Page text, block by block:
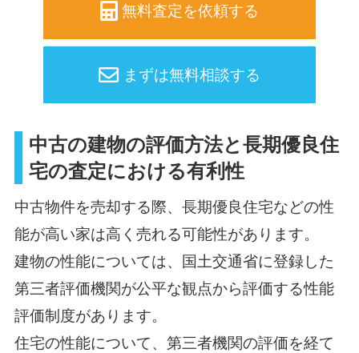
無料査定を依頼する
まずは無料相談する
中古の建物の評価方法と長期優良住
宅の査定における有利性
中古物件を売却する際、長期優良住宅などの性
能が高い家は高く売れる可能性があります。
建物の性能については、国土交通省に登録した
第三者評価機関が公平な観点から評価する性能
評価制度があります。
住宅の性能について、第三者機関の評価を経て